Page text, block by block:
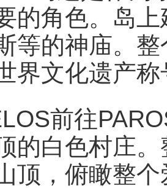
的角色。岛
等的神庙。
界文化遗产称
前往
的白色村庄
顶，俯瞰整